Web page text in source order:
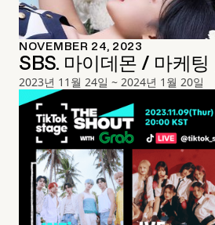
NOVEMBER 24, 2023
SBS. 마이데몬 / 마케팅
2023년 11월 24일 ~ 2024년 1월 20일